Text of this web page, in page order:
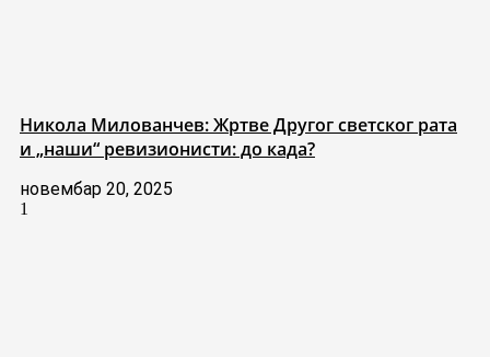
Никола Милованчев: Жртве Другог светског рата
и „наши“ ревизионисти: до када?
новембар 20, 2025